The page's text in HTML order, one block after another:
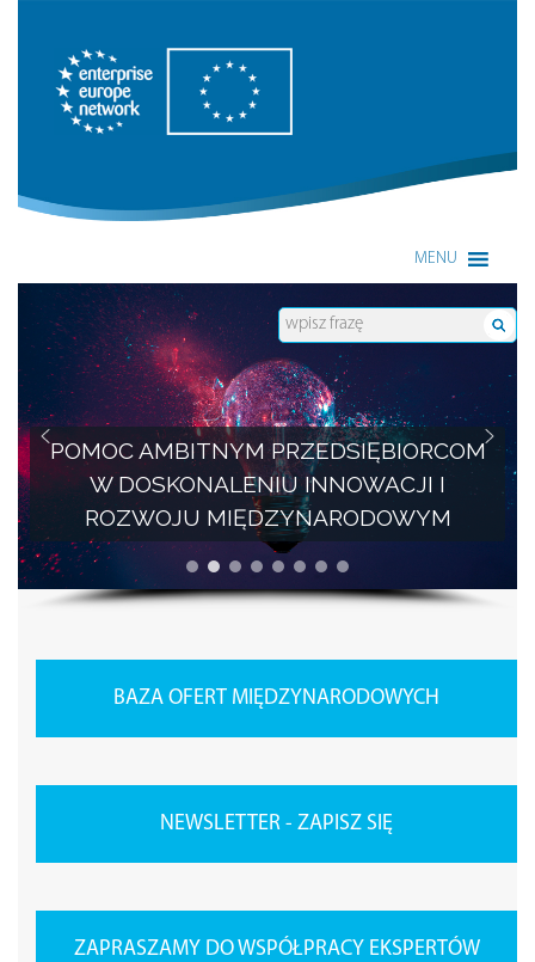
Enterprise Europe Network
MENU
POMOC AMBITNYM PRZEDSIĘBIORCOM
W DOSKONALENIU INNOWACJI I
ROZWOJU MIĘDZYNARODOWYM
BAZA OFERT MIĘDZYNARODOWYCH
NEWSLETTER - ZAPISZ SIĘ
ZAPRASZAMY DO WSPÓŁPRACY EKSPERTÓW